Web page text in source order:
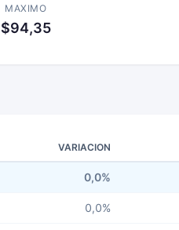
MAXIMO
$94,35
VARIACION
0,0%
0,0%